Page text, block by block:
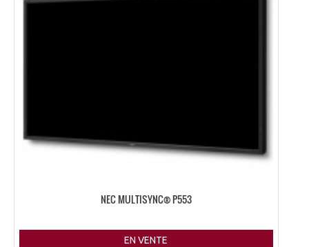
NEC MULTISYNC® P553
EN VENTE